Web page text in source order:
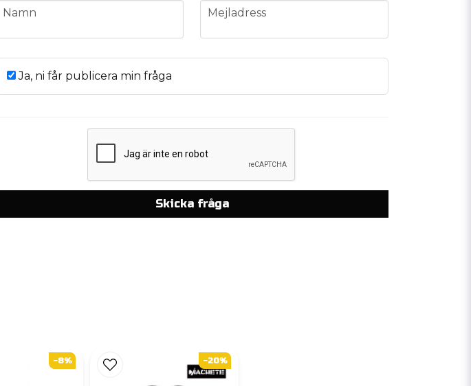
name
Namn email
Mejladress
Ja, ni får publicera min fråga
Skicka fråga
-8% -20%